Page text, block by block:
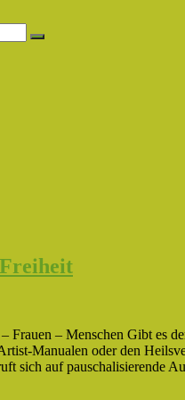
Frauen – Menschen Gibt es
Manualen oder den
sich auf pauschalisierende